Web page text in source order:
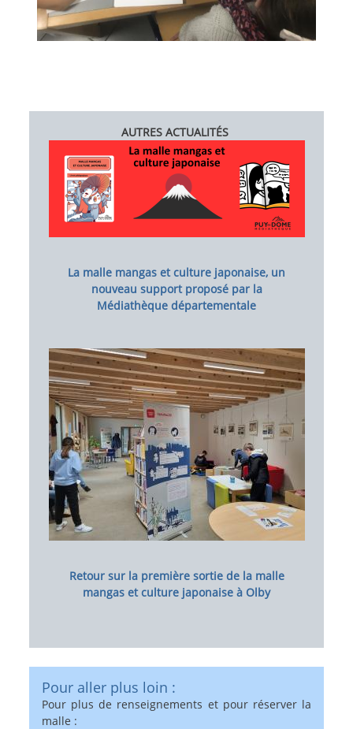
AUTRES ACTUALITÉS
La malle mangas et culture japonaise, un
nouveau support proposé par la
Médiathèque départementale
Image
Retour sur la première sortie de la malle
mangas et culture japonaise à Olby
Pour aller plus loin :
Pour plus de renseignements et pour réserver la
malle :